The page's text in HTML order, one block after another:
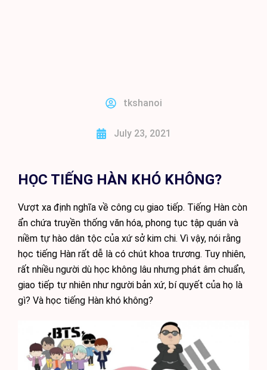
tkshanoi
July 23, 2021
HỌC TIẾNG HÀN KHÓ KHÔNG?
Vượt xa định nghĩa về công cụ giao tiếp. Tiếng Hàn còn
ẩn chứa truyền thống văn hóa, phong tục tập quán và
niềm tự hào dân tộc của xứ sở kim chi. Vì vậy, nói rằng
học tiếng Hàn rất dễ là có chút khoa trương. Tuy nhiên,
rất nhiều người dù học không lâu nhưng phát âm chuẩn,
giao tiếp tự nhiên như người bản xứ, bí quyết của họ là
gì? Và học tiếng Hàn khó không?